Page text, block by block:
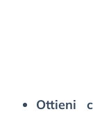
Ottieni